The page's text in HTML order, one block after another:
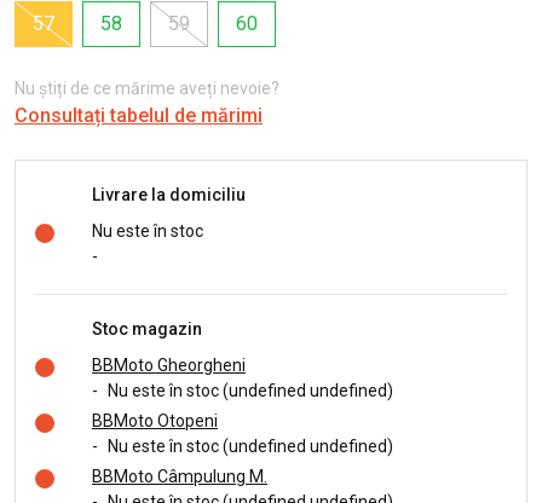
57
58 59 60
Nu știți de ce mărime aveți nevoie?
Consultați tabelul de mărimi
Livrare la domiciliu
Nu este în stoc
-
Stoc magazin
BBMoto Gheorgheni
-
Nu este în stoc (undefined undefined)
BBMoto Otopeni
-
Nu este în stoc (undefined undefined)
BBMoto Câmpulung M.